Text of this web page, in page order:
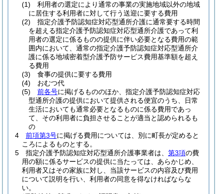
(1)
利用者の選定により通常の事業の実施地域以外の地域
に居住する利用者に対して行う送迎に要する費用
(2)
指定介護予防認知症対応型通所介護に通常要する時間
を超える指定介護予防認知症対応型通所介護であって利
用者の選定に係るものの提供に伴い必要となる費用の範
囲内において、通常の指定介護予防認知症対応型通所介
護に係る地域密着型介護予防サービス費用基準額を超え
る費用
(3)
食事の提供に要する費用
(4)
おむつ代
(5)
前各号に掲げるもののほか、指定介護予防認知症対応
型通所介護の提供において提供される便宜のうち、日常
生活においても通常必要となるものに係る費用であっ
て、その利用者に負担させることが適当と認められるも
の
4
前項第3号に掲げる費用については、別に町長が定めると
ころによるものとする。
5
指定介護予防認知症対応型通所介護事業者は、 第3項の費
用の額に係るサービスの提供に当たっては、あらかじめ、
利用者又はその家族に対し、当該サービスの内容及び費用
について説明を行い、利用者の同意を得なければならな
い。